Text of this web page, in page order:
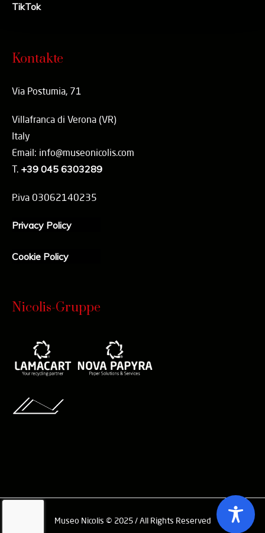
TikTok
Kontakte
Via Postumia, 71
Villafranca di Verona (VR)
Italy
Email: info@museonicolis.com
T. +39 045 6303289
P.iva 03062140235
Privacy Policy
Cookie Policy
Nicolis-Gruppe
Museo Nicolis © 2025 / All Rights Reserved